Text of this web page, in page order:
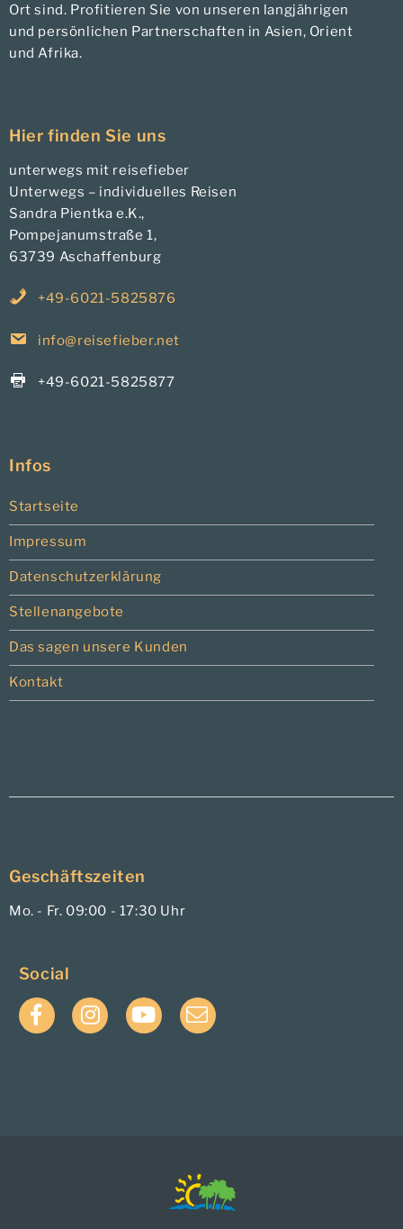
Ort sind. Profitieren Sie von unseren langjährigen
und persönlichen Partnerschaften in Asien, Orient
und Afrika.
Hier finden Sie uns
unterwegs mit reisefieber
Unterwegs – individuelles Reisen
Sandra Pientka e.K.,
Pompejanumstraße 1,
63739 Aschaffenburg
+49-6021-5825876
info@reisefieber.net
+49-6021-5825877
Infos
Startseite
Impressum
Datenschutzerklärung
Stellenangebote
Das sagen unsere Kunden
Kontakt
Geschäftszeiten
Mo. - Fr. 09:00 - 17:30 Uhr
Social
FacebookInstagramYouTubeE-
Mail